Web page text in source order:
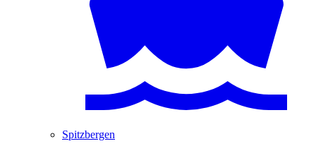
Spitzbergen